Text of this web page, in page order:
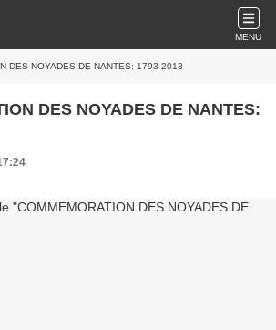
MENU
DES NOYADES DE NANTES: 1793-2013
DES NOYADES DE NANTES: